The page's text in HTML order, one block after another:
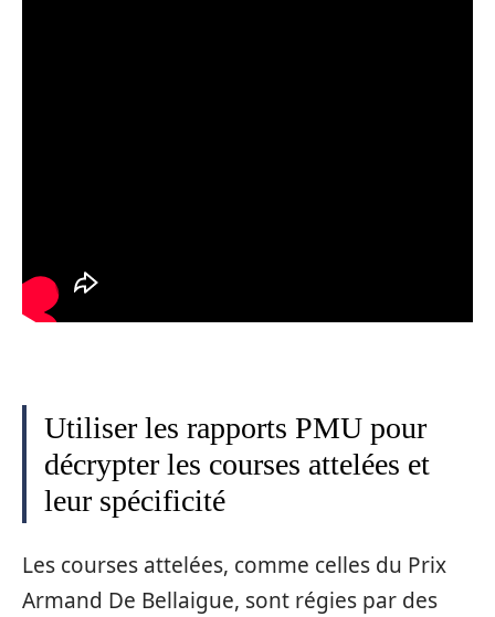
Utiliser les rapports PMU pour
décrypter les courses attelées et
leur spécificité
Les courses attelées, comme celles du Prix
Armand De Bellaigue, sont régies par des